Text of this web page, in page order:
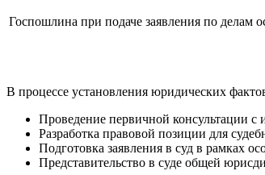
Госпошлина при подаче заявления по делам
В процессе установления юридических
Проведение первичной консультации с
Разработка правовой позиции для
Подготовка заявления в суд в рамках
Представительство в суде общей